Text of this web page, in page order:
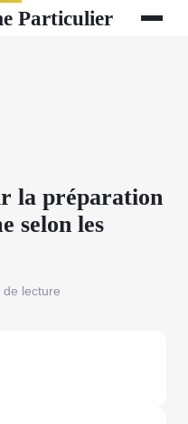
Particulier
la préparation
selon les
de lecture